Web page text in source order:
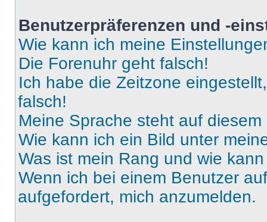
Benutzerpräferenzen und -
Wie kann ich meine
Die Forenuhr geht falsch!
Ich habe die Zeitzone
falsch!
Meine Sprache steht auf
Wie kann ich ein Bild unter
Was ist mein Rang und wie
Wenn ich bei einem Benutzer
aufgefordert, mich anzumelden.